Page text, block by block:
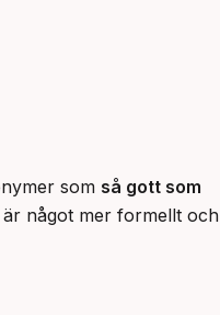
som så gott som
är något mer formellt och